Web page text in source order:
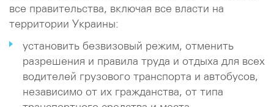
все правительства, включая все власти на
территории Украины:
установить безвизовый режим, отменить
разрешения и правила труда и отдыха для всех
водителей грузового транспорта и автобусов,
независимо от их гражданства, от типа